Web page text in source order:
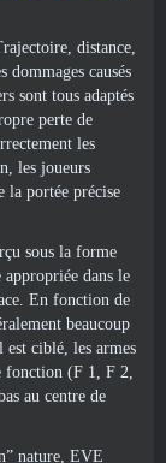
distance,
dommages causés
sont tous adaptés
perte de
les
les joueurs
la portée précise
sous la forme
dans le
En fonction de
beaucoup
ciblé, les armes
fonction (F 1, F 2,
au centre de
nature, EVE